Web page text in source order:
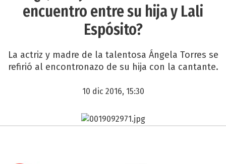
encuentro entre su hija y Lali
Espósito?
La actriz y madre de la talentosa Ángela Torres se
refirió al encontronazo de su hija con la cantante.
10 dic 2016, 15:30